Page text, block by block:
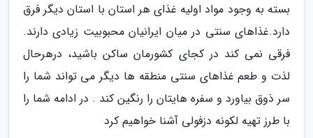
بسته به وجود مواد اولیه غذای هر استان با استان دیگر فرق
دارد.غذاهای سنتی در میان ایرانیان محبوبیت زیادی دارند.
فرقی نمی کند در کجای کشورمان ساکن باشید، درهرحال
لذت و طعم غذاهای سنتی منطقه ها دیگر می تواند شما را
سر ذوق بیاورد و سفره هایتان را رنگین کند . در ادامه شما را
با طرز تهیه لکونه دزفولی آشنا خواهیم کرد